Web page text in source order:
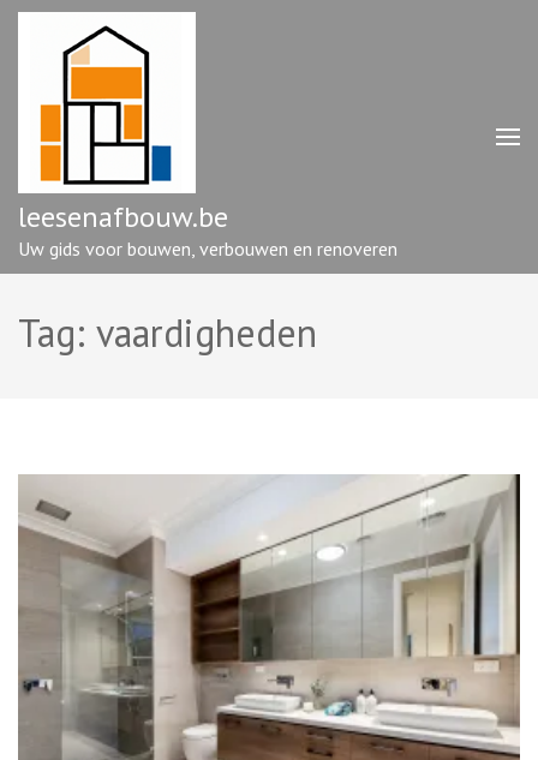
Ga
enter)
leesenafbouw.be
Uw gids voor bouwen, verbouwen en renoveren
Tag: vaardigheden